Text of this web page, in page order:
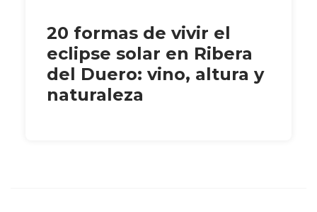
20 formas de vivir el
eclipse solar en Ribera
del Duero: vino, altura y
naturaleza